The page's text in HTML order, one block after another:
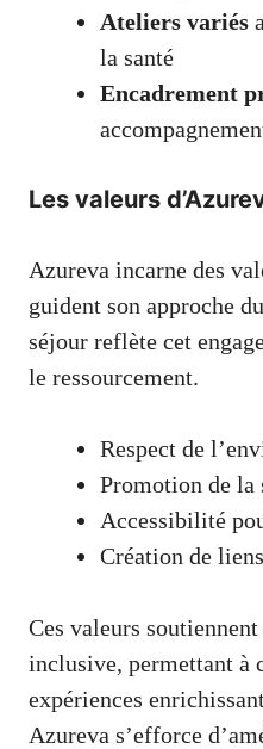
Ateliers variés
la santé
Encadrement
Les valeurs
Azureva incarne des
guident son approche
séjour reflète cet
le ressourcement.
Respect de
Promotion de la
Accessibilité
Création de
Ces valeurs
inclusive, permettant à
expériences
Azureva s’efforce